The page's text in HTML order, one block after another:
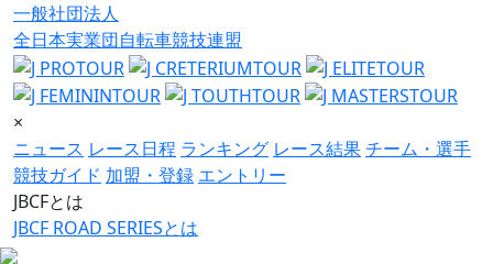
一般社団法人
全日本実業団自転車競技連盟
×
ニュース レース日程 ランキング レース結果チーム・選手
競技ガイド 加盟・登録 エントリー
JBCFとは
JBCF ROAD SERIESとは